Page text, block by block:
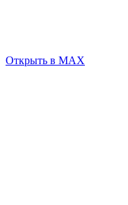
Открыть в MAX